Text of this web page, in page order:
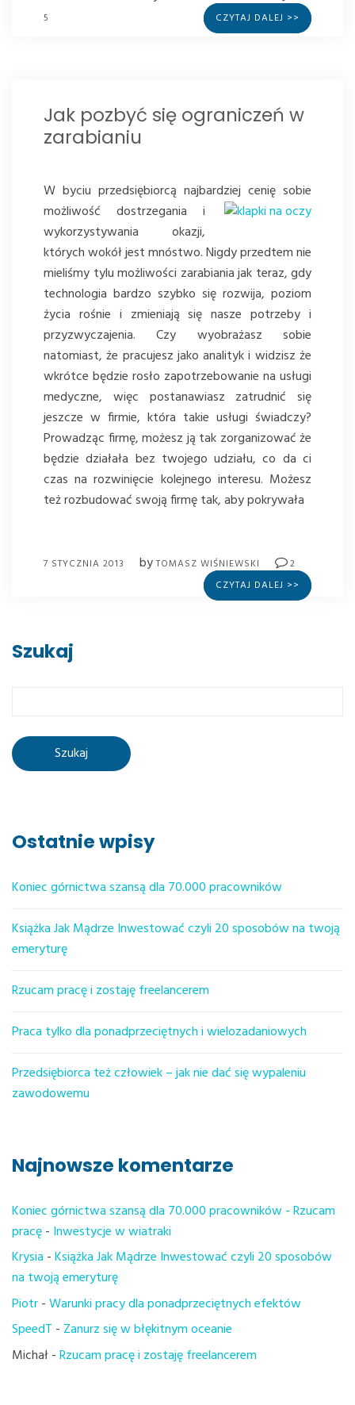
5
CZYTAJ DALEJ >>
Jak pozbyć się ograniczeń w
zarabianiu
W byciu przedsiębiorcą najbardziej cenię sobie
możliwość dostrzegania i
wykorzystywania okazji,
których wokół jest mnóstwo. Nigdy przedtem nie
mieliśmy tylu możliwości zarabiania jak teraz, gdy
technologia bardzo szybko się rozwija, poziom
życia rośnie i zmieniają się nasze potrzeby i
przyzwyczajenia. Czy wyobrażasz sobie
natomiast, że pracujesz jako analityk i widzisz że
wkrótce będzie rosło zapotrzebowanie na usługi
medyczne, więc postanawiasz zatrudnić się
jeszcze w firmie, która takie usługi świadczy?
Prowadząc firmę, możesz ją tak zorganizować że
będzie działała bez twojego udziału, co da ci
czas na rozwinięcie kolejnego interesu. Możesz
też rozbudować swoją firmę tak, aby pokrywała
7 STYCZNIA 2013 by TOMASZ WIŚNIEWSKI
2
CZYTAJ DALEJ >>
Szukaj
Ostatnie wpisy
Koniec górnictwa szansą dla 70.000 pracowników
Książka Jak Mądrze Inwestować czyli 20 sposobów na twoją
emeryturę
Rzucam pracę i zostaję freelancerem
Praca tylko dla ponadprzeciętnych i wielozadaniowych
Przedsiębiorca też człowiek – jak nie dać się wypaleniu
zawodowemu
Najnowsze komentarze
Koniec górnictwa szansą dla 70.000 pracowników - Rzucam
pracę- Inwestycje w wiatraki
Krysia -Książka Jak Mądrze Inwestować czyli 20 sposobów
na twoją emeryturę
Piotr-Warunki pracy dla ponadprzeciętnych efektów
SpeedT - Zanurz się w błękitnym oceanie
Michał-Rzucam pracę i zostaję freelancerem